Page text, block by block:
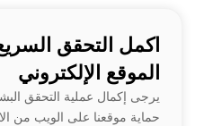
اكمل التحقق
الموقع الإلكتروني
يرجى إكمال عملية التحقق
حماية موقعنا على الويب من